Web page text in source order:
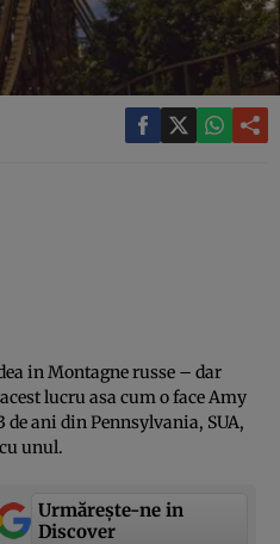
in Montagne russe – dar
lucru asa cum o face Amy
de ani din Pennsylvania, SUA,
unul.
Urmărește-ne in
Discover